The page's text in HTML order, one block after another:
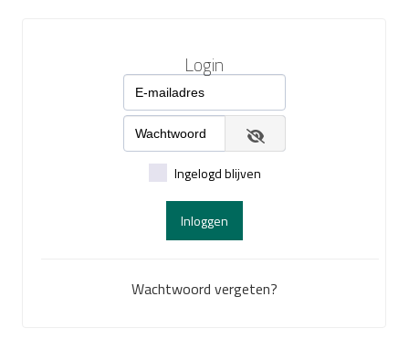
Login
Ingelogd blijven
Inloggen
Wachtwoord vergeten?